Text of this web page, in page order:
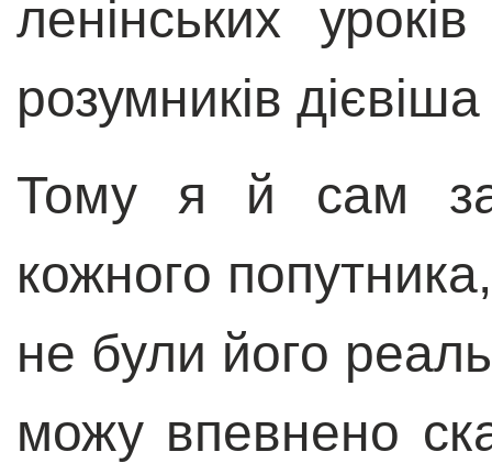
ленінських
розумників
Тому я й сам
кожного
не були його
можу впевнено